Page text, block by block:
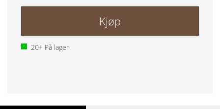
Kjøp
20+ På lager